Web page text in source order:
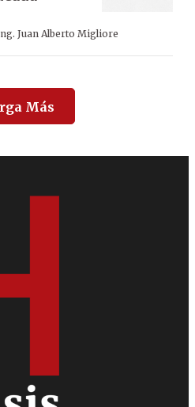
Juan Alberto Migliore
Más